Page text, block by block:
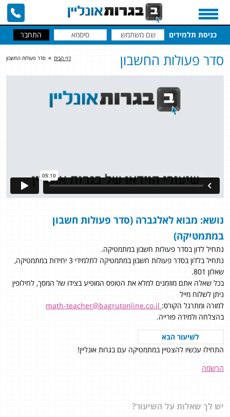
כניסת תלמידים
דף הבית > סדר פעולות החשבון סדר פעולות החשבון
נושא: מבוא לאלגברה (סדר פעולות חשבון
במתמטיקה)
נתחיל לדון בסדר פעולות חשבון במתמטיקה.
נתחיל בלדון בסדר פעולות חשבון במתמטיקה לתלמידי 3 יחידות במתמטיקה,
שאלון 801.
בכל שאלה אתם מוזמנים למלא את הטופס המופיע בצידו של המסך, לחילופין
ניתן לשלוח מייל
למורה ומתרגל הקורס:
בהצלחה ולמידה פורייה.
לשיעור הבא
התחילו עכשיו להצטיין במתמטיקה עם בגרות אונליין!
הרשמה
יש לך שאלות על השיעור?